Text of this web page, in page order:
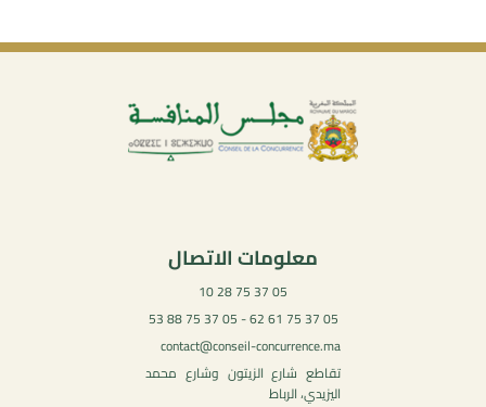
معلومات الاتصال
05 37 75 28 10
05 37 75 61 62 - 05 37 75 88 53
contact@conseil-concurrence.ma
تقاطع شارع الزيتون وشارع محمد
اليزيدي، الرباط